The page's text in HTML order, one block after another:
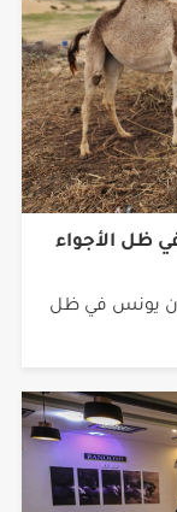
ظل الأجواء
يونس في ظل